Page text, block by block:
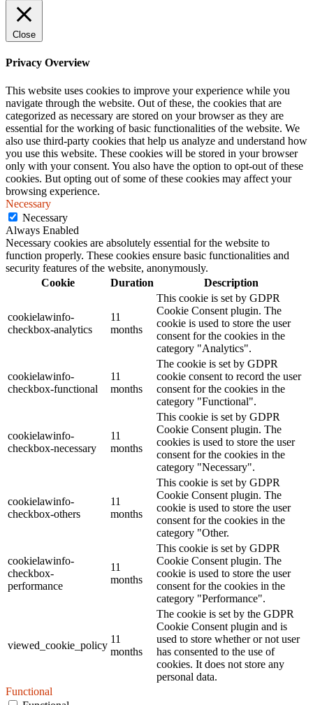
Close
Privacy Overview
This website uses cookies to improve your experience while you
navigate through the website. Out of these, the cookies that are
categorized as necessary are stored on your browser as they are
essential for the working of basic functionalities of the website. We
also use third-party cookies that help us analyze and understand how
you use this website. These cookies will be stored in your browser
only with your consent. You also have the option to opt-out of these
cookies. But opting out of some of these cookies may affect your
browsing experience.
Necessary
Necessary
Always Enabled
Necessary cookies are absolutely essential for the website to
function properly. These cookies ensure basic functionalities and
security features of the website, anonymously.
Cookie
Duration Description
cookielawinfo-
checkbox-analytics
11
months
This cookie is set by GDPR
Cookie Consent plugin. The
cookie is used to store the user
consent for the cookies in the
category "Analytics".
cookielawinfo-
checkbox-functional
11
months
The cookie is set by GDPR
cookie consent to record the user
consent for the cookies in the
category "Functional".
cookielawinfo-
checkbox-necessary
11
months
This cookie is set by GDPR
Cookie Consent plugin. The
cookies is used to store the user
consent for the cookies in the
category "Necessary".
cookielawinfo-
checkbox-others
11
months
This cookie is set by GDPR
Cookie Consent plugin. The
cookie is used to store the user
consent for the cookies in the
category "Other.
cookielawinfo-
checkbox-
performance
11
months
This cookie is set by GDPR
Cookie Consent plugin. The
cookie is used to store the user
consent for the cookies in the
category "Performance".
viewed_cookie_policy
11
months
The cookie is set by the GDPR
Cookie Consent plugin and is
used to store whether or not user
has consented to the use of
cookies. It does not store any
personal data.
Functional